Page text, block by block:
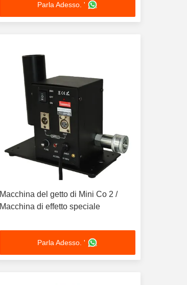
Parla Adesso. '
Macchina del getto di Mini Co 2 /
Macchina di effetto speciale
Parla Adesso. '